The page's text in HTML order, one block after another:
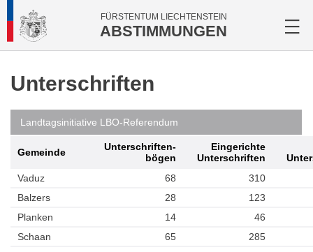
FÜRSTENTUM LIECHTENSTEIN
ABSTIMMUNGEN
Unterschriften
Landtagsinitiative LBO-Referendum
Gemeinde
Unterschriften­
bögen
Eingerichte
Unterschriften
Vaduz
68
310
Balzers
28
123
Planken
14
46
Schaan
65
285